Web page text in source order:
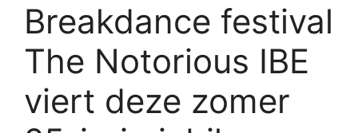
Breakdance festival
The Notorious IBE
viert deze zomer